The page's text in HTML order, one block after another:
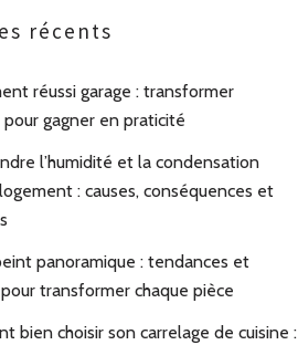
récents
réussi garage : transformer
pour gagner en praticité
l’humidité et la condensation
: causes, conséquences et
panoramique : tendances et
transformer chaque pièce
bien choisir son carrelage de cuisine :